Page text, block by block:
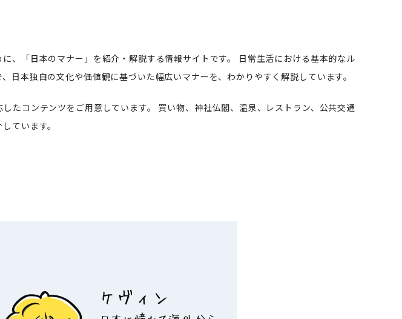
、「日本のマナー」を紹介・解説する情報サイトです。 日常生活における基本的なル
本独自の文化や価値観に基づいた幅広いマナーを、わかりやすく解説しています。
たコンテンツをご用意しています。 買い物、神社仏閣、温泉、レストラン、公共交通
ています。